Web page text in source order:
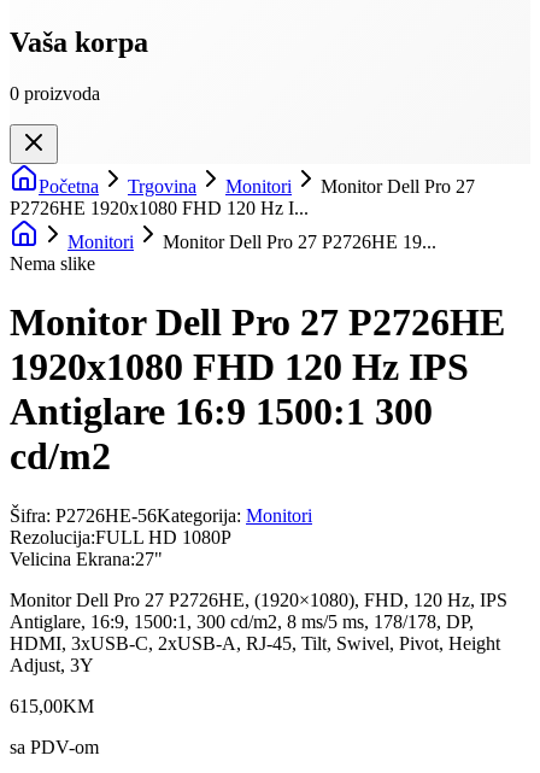
Vaša korpa
0 proizvoda
Početna Trgovina Monitori
Monitor Dell Pro 27
P2726HE 1920x1080 FHD 120 Hz I...
Monitori
Monitor Dell Pro 27 P2726HE 19...
Nema slike
Monitor Dell Pro 27 P2726HE
1920x1080 FHD 120 Hz IPS
Antiglare 16:9 1500:1 300
cd/m2
Šifra: P2726HE-56Kategorija: Monitori
Rezolucija:FULL HD 1080P
Velicina Ekrana:27"
Monitor Dell Pro 27 P2726HE, (1920×1080), FHD, 120 Hz, IPS
Antiglare, 16:9, 1500:1, 300 cd/m2, 8 ms/5 ms, 178/178, DP,
HDMI, 3xUSB-C, 2xUSB-A, RJ-45, Tilt, Swivel, Pivot, Height
Adjust, 3Y
615,00KM
sa PDV-om